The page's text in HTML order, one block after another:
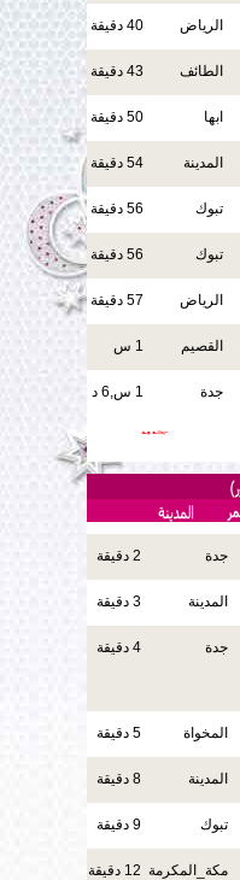
الرياض 40 دقيقة
الطائف 43 دقيقة
ابها 50 دقيقة
المدينة 54 دقيقة
تبوك 56 دقيقة
تبوك 56 دقيقة
الرياض 57 دقيقة
القصيم 1 س
جدة 1 س,6 د
جدة 2 دقيقة
المدينة 3 دقيقة
جدة 4 دقيقة
المخواة 5 دقيقة
المدينة 8 دقيقة
تبوك 9 دقيقة
مكة_المكرمة 12 دقيقة